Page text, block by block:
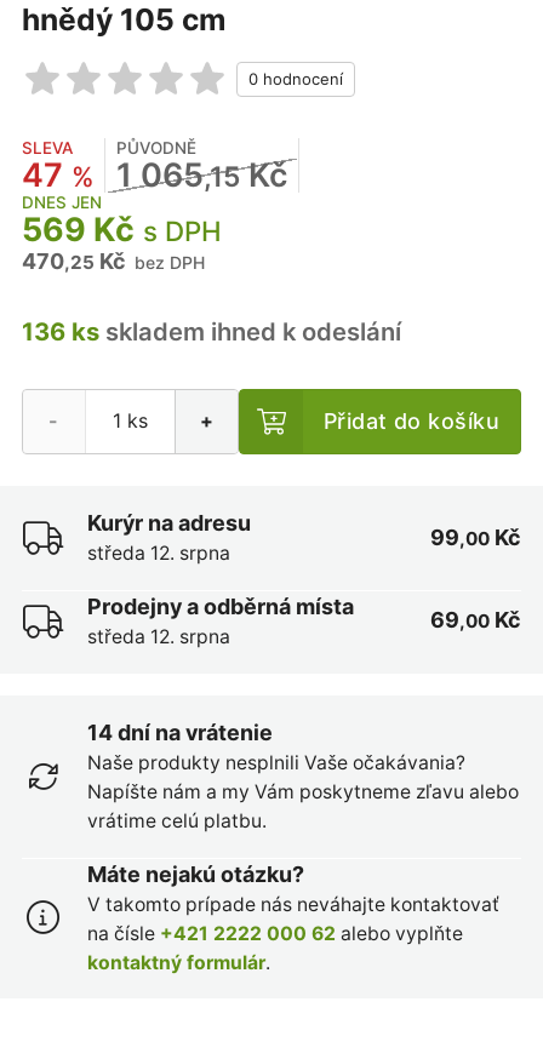
hnědý 105 cm
SLEVA
47 %
PŮVODNĚ
1 065,15Kč
DNES JEN
569 Kč s DPH
470,25 Kč bez DPH
136 ksskladem ihned k odeslání
- + Přidat do košíku
Kurýr na adresu
středa 12. srpna
99,00 Kč
Prodejny a odběrná místa
středa 12. srpna
69,00 Kč
14 dní na vrátenie
Naše produkty nesplnili Vaše očakávania?
Napíšte nám a my Vám poskytneme zľavu alebo
vrátime celú platbu.
Máte nejakú otázku?
V takomto prípade nás neváhajte kontaktovať
na čísle +421 2222 000 62 alebo vyplňte
kontaktný formulár.